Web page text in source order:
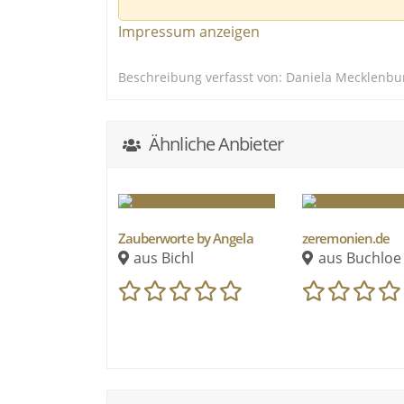
Als Rednerin bin ich in München,
Trauerreden, moderiere auf Wunsch
nehme mir Zeit, erfasse das Wesentliche,
Nach einem geisteswissenschaftlichen
Impressum anzeigen
Beschreibung verfasst von: Daniela
Ähnliche Anbieter
Zauberworte by Angela
aus Bichl
zeremonien.de
aus Buchloe